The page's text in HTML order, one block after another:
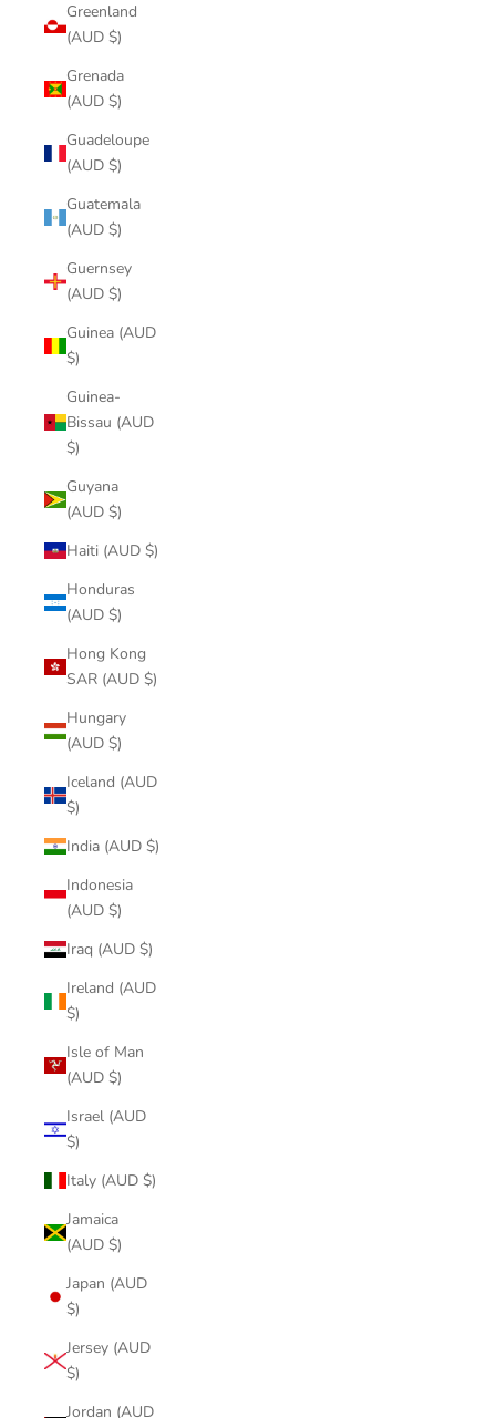
Greenland
(AUD $)
Grenada
(AUD $)
Guadeloupe
(AUD $)
Guatemala
(AUD $)
Guernsey
(AUD $)
Guinea (AUD
$)
Guinea-
Bissau (AUD
$)
Guyana
(AUD $)
Haiti (AUD $)
Honduras
(AUD $)
Hong Kong
SAR (AUD $)
Hungary
(AUD $)
Iceland (AUD
$)
India (AUD $)
Indonesia
(AUD $)
Iraq (AUD $)
Ireland (AUD
$)
Isle of Man
(AUD $)
Israel (AUD
$)
Italy (AUD $)
Jamaica
(AUD $)
Japan (AUD
$)
Jersey (AUD
$)
Jordan (AUD